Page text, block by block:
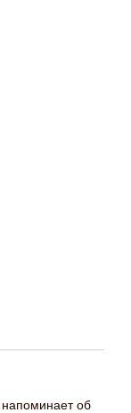
напоминает об